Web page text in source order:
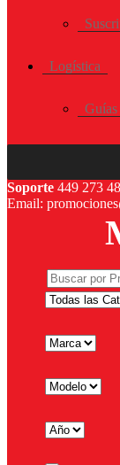
Logística
Guías
Soporte 449 273
Email: